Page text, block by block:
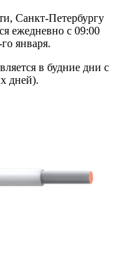
Санкт-Петербургу
ежедневно с 09:00
января.
в будние дни с
дней).